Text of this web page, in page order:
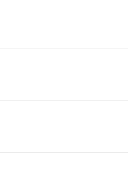
了就会掉光身上所有的东西！
梯子（还是去撸木头吧）